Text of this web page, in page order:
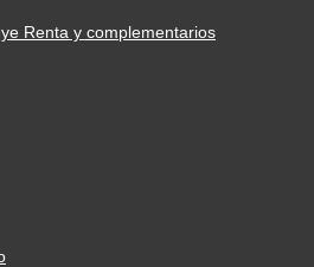
Renta y complementarios